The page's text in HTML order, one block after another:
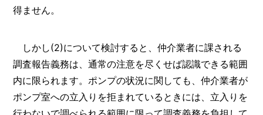
得ません。
しかし(2)について検討すると、仲介業者に課される
調査報告義務は、通常の注意を尽くせば認識できる範囲
内に限られます。ポンプの状況に関しても、仲介業者が
ポンプ室への立入りを拒まれているときには、立入りを